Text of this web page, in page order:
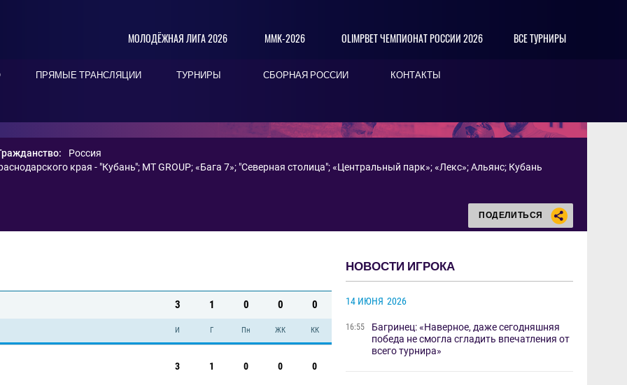
МОЛОДЁЖНАЯ ЛИГА 2026 ММК-2026 OLIMPBET ЧЕМПИОНАТ РОССИИ 2026 ВСЕ ТУРНИРЫ
ПРЯМЫЕ ТРАНСЛЯЦИИ ТУРНИРЫ СБОРНАЯ РОССИИ КОНТАКТЫ
Россия
края - "Кубань"; MT GROUP;«Бага 7»; "Северная столица";«Центральный парк»;«Лекс»;Альянс; Кубань
ПОДЕЛИТЬСЯ
3 1 0 0 0
И Г Пн ЖК КК
3 1 0 0 0
НОВОСТИ ИГРОКА
14 ИЮНЯ 2026
16:55
Багринец: «Наверное, даже сегодняшняя
победа не смогла сгладить впечатления от
всего турнира»